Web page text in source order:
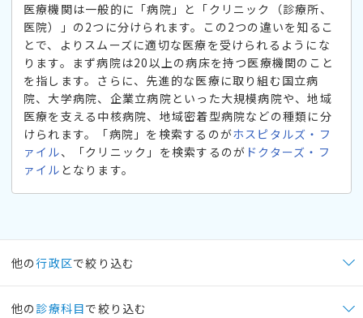
医療機関は一般的に「病院」と「クリニック（診療所、
医院）」の2つに分けられます。この2つの違いを知るこ
とで、よりスムーズに適切な医療を受けられるようにな
ります。まず病院は20以上の病床を持つ医療機関のこと
を指します。さらに、先進的な医療に取り組む国立病
院、大学病院、企業立病院といった大規模病院や、地域
医療を支える中核病院、地域密着型病院などの種類に分
けられます。「病院」を検索するのがホスピタルズ・フ
ァイル、「クリニック」を検索するのが ドクターズ・フ
ァイル となります。
他の行政区で絞り込む
他の 診療科目で絞り込む